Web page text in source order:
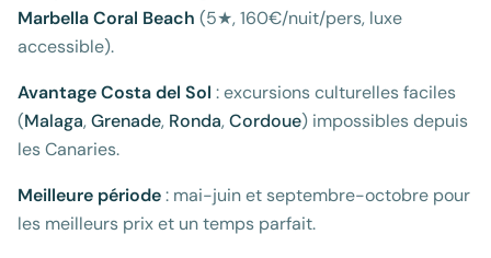
Marbella Coral Beach (5★, 160€/nuit/pers, luxe
accessible).
Avantage Costa del Sol : excursions culturelles faciles
(Malaga,Grenade, Ronda,Cordoue) impossibles depuis
les Canaries.
Meilleure période: mai-juin et septembre-octobre pour
les meilleurs prix et un temps parfait.